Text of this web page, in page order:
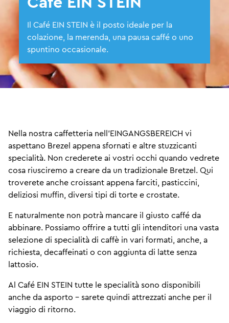
Il Café EIN STEIN è il posto ideale per la
colazione, la merenda, una pausa caffé o uno
spuntino occasionale.
Nella nostra caffetteria nell'EINGANGSBEREICH vi
aspettano Brezel appena sfornati e altre stuzzicanti
specialità. Non crederete ai vostri occhi quando vedrete
cosa riusciremo a creare da un tradizionale Bretzel. Qui
troverete anche croissant appena farciti, pasticcini,
deliziosi muffin, diversi tipi di torte e crostate.
E naturalmente non potrà mancare il giusto caffé da
abbinare. Possiamo offrire a tutti gli intenditori una vasta
selezione di specialità di caffè in vari formati, anche, a
richiesta, decaffeinati o con aggiunta di latte senza
lattosio.
Al Café EIN STEIN tutte le specialità sono disponibili
anche da asporto - sarete quindi attrezzati anche per il
viaggio di ritorno.